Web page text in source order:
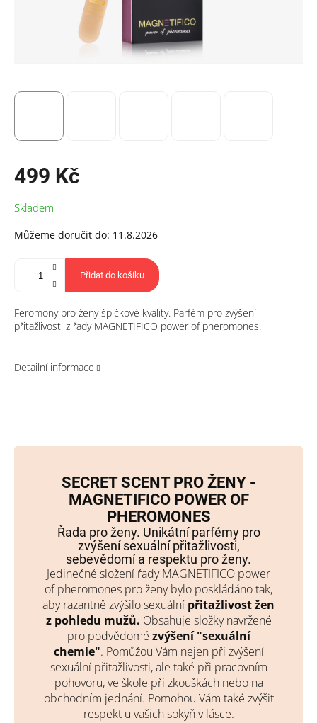
499 Kč
cena:
Skladem
Můžeme doručit do: 11.8.2026
Přidat do košíku
Feromony pro ženy špičkové kvality. Parfém pro zvýšení
přitažlivosti z řady MAGNETIFICO power of pheromones.
Detailní informace
SECRET SCENT PRO ŽENY -
MAGNETIFICO POWER OF
PHEROMONES
Řada pro ženy. Unikátní parfémy pro
zvýšení sexuální přitažlivosti,
sebevědomí a respektu pro ženy.
Jedinečné složení řady MAGNETIFICO power
of pheromones pro ženy bylo poskládáno tak,
aby razantně zvýšilo sexuální přitažlivost žen
z pohledu mužů. Obsahuje složky navržené
pro podvědomé zvýšení "sexuální
chemie". Pomůžou Vám nejen při zvýšení
sexuální přitažlivosti, ale také při pracovním
pohovoru, ve škole při zkouškách nebo na
obchodním jednání. Pomohou Vám také zvýšit
respekt u vašich sokyň v lásce.